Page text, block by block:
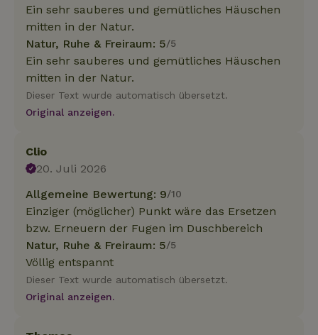
Ein sehr sauberes und gemütliches Häuschen
mitten in der Natur.
Natur, Ruhe & Freiraum: 5/5
Ein sehr sauberes und gemütliches Häuschen
mitten in der Natur.
Dieser Text wurde automatisch übersetzt.
Original anzeigen.
Clio
20. Juli 2026
Allgemeine Bewertung: 9/10
Einziger (möglicher) Punkt wäre das Ersetzen
bzw. Erneuern der Fugen im Duschbereich
Natur, Ruhe & Freiraum: 5/5
Völlig entspannt
Dieser Text wurde automatisch übersetzt.
Original anzeigen.